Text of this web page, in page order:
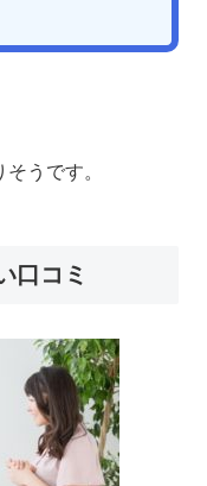
うです。
口コミ